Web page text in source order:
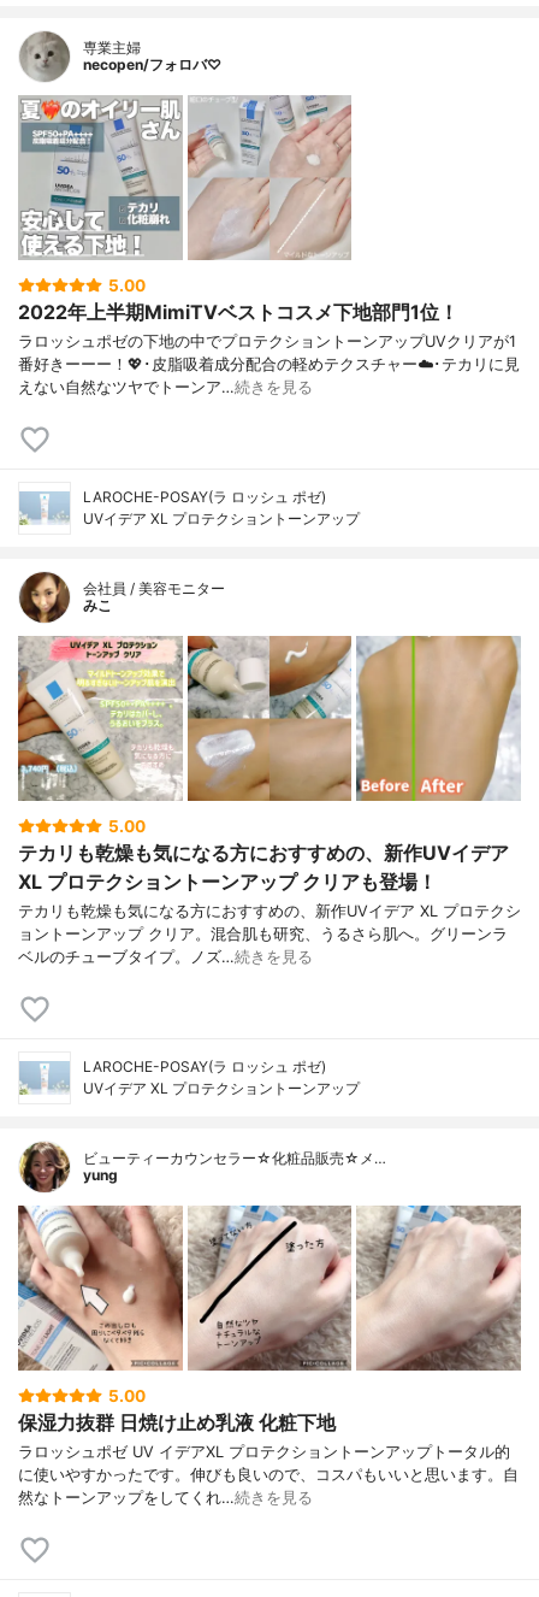
専業主婦
necopen/フォロバ♡
5.00
2022年上半期MimiTVベストコスメ下地部門1位！
ラロッシュポゼの下地の中でプロテクショントーンアップUVクリアが1
番好きーーー！💖･皮脂吸着成分配合の軽めテクスチャー☁️･テカリに見
えない自然なツヤでトーンア…続きを見る
LAROCHE-POSAY(ラ ロッシュ ポゼ)
UVイデア XL プロテクショントーンアップ
会社員 / 美容モニター
みこ
5.00
テカリも乾燥も気になる方におすすめの、新作UVイデア
XL プロテクショントーンアップ クリアも登場！
テカリも乾燥も気になる方におすすめの、新作UVイデア XL プロテクシ
ョントーンアップ クリア。混合肌も研究、うるさら肌へ。グリーンラ
ベルのチューブタイプ。ノズ…続きを見る
LAROCHE-POSAY(ラ ロッシュ ポゼ)
UVイデア XL プロテクショントーンアップ
ビューティーカウンセラー☆化粧品販売☆メ…
yung
5.00
保湿力抜群 日焼け止め乳液 化粧下地
ラロッシュポゼ UV イデアXL プロテクショントーンアップトータル的
に使いやすかったです。伸びも良いので、コスパもいいと思います。自
然なトーンアップをしてくれ…続きを見る